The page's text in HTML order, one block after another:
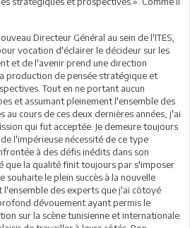
Directeur Général au sein de l'ITES,
vocation d'éclairer le décideur sur les
et de l'avenir prend une direction
production de pensée stratégique et
Tout en ne portant aucun
et assumant pleinement l'ensemble des
cours de ces deux dernières années, j'ai
qui fut acceptée. Je demeure toujours
l'impérieuse nécessité de ce type
à des défis inédits dans son
que la qualité finit toujours par s'imposer
souhaite le plein succès à la nouvelle
l'ensemble des experts que j'ai côtoyé
dévouement ayant permis le
sur la scène tunisienne et internationale.